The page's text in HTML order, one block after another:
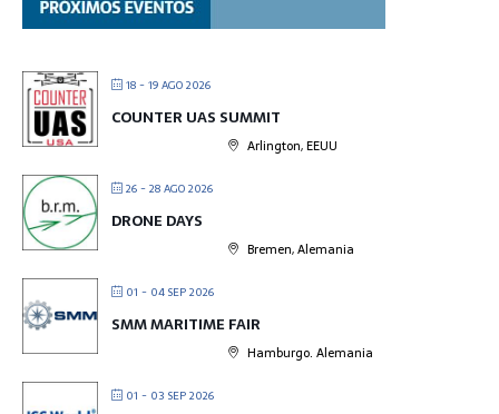
18 - 19 AGO 2026
COUNTER UAS SUMMIT
Arlington, EEUU
26 - 28 AGO 2026
DRONE DAYS
Bremen, Alemania
01 - 04 SEP 2026
SMM MARITIME FAIR
Hamburgo. Alemania
01 - 03 SEP 2026